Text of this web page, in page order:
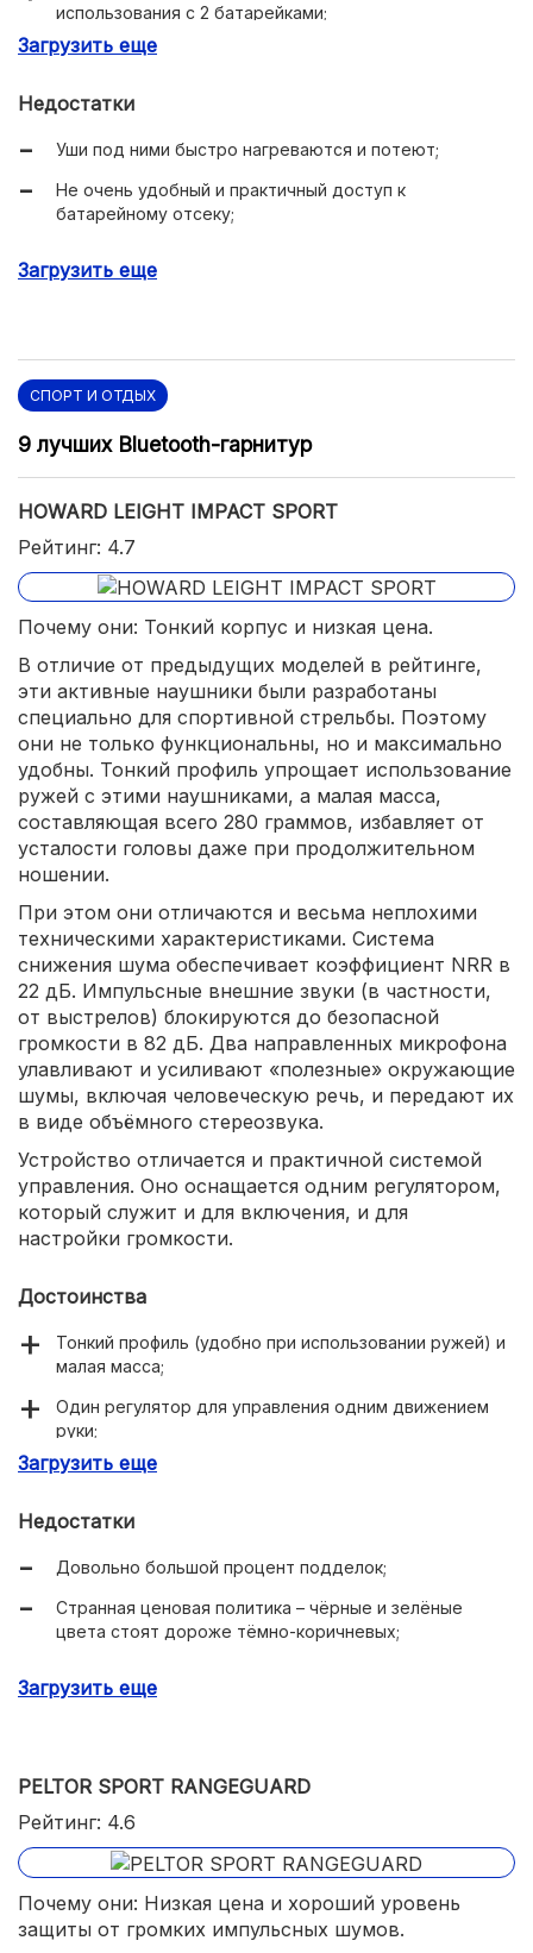
использования с 2 батарейками;
Отличное усиление окружающих звуков,
Загрузить еще
Недостатки
Уши под ними быстро нагреваются и потеют;
Не очень удобный и практичный доступ к
батарейному отсеку;
Загрузить еще
СПОРТ И ОТДЫХ
9 лучших Bluetooth-гарнитур
HOWARD LEIGHT IMPACT SPORT
Рейтинг: 4.7
Почему они: Тонкий корпус и низкая цена.
В отличие от предыдущих моделей в рейтинге,
эти активные наушники были разработаны
специально для спортивной стрельбы. Поэтому
они не только функциональны, но и максимально
удобны. Тонкий профиль упрощает использование
ружей с этими наушниками, а малая масса,
составляющая всего 280 граммов, избавляет от
усталости головы даже при продолжительном
ношении.
При этом они отличаются и весьма неплохими
техническими характеристиками. Система
снижения шума обеспечивает коэффициент NRR в
22 дБ. Импульсные внешние звуки (в частности,
от выстрелов) блокируются до безопасной
громкости в 82 дБ. Два направленных микрофона
улавливают и усиливают «полезные» окружающие
шумы, включая человеческую речь, и передают их
в виде объёмного стереозвука.
Устройство отличается и практичной системой
управления. Оно оснащается одним регулятором,
который служит и для включения, и для
настройки громкости.
Достоинства
Тонкий профиль (удобно при использовании ружей) и
малая масса;
Один регулятор для управления одним движением
руки;
Превосходное улавливание и усиление окружающих
Загрузить еще
Недостатки
Довольно большой процент подделок;
Странная ценовая политика – чёрные и зелёные
цвета стоят дороже тёмно-коричневых;
помещениях – например, в тире.
Загрузить еще
PELTOR SPORT RANGEGUARD
Рейтинг: 4.6
Почему они: Низкая цена и хороший уровень
защиты от громких импульсных шумов.